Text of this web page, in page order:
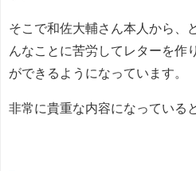
そこで和佐大輔さん本人から、
んなことに苦労してレターを作
ができるようになっています。
非常に貴重な内容になっている